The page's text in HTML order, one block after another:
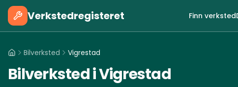
Verkstedregisteret Finn verksted
Bilverksted Vigrestad
Bilverksted i Vigrestad